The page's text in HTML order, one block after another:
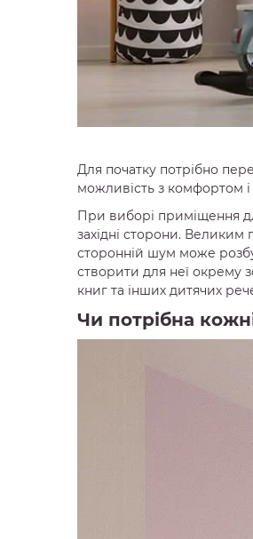
Для початку потрібно
можливість з комфортом
При виборі приміщення
західні сторони. Великим
сторонній шум може
створити для неї окрему
книг та інших дитячих
Чи потрібна